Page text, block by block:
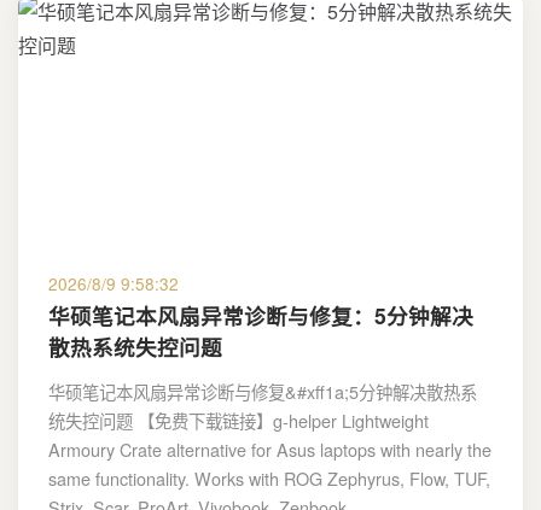
2026/8/9 9:58:32
华硕笔记本风扇异常诊断与修复：5分钟解决
散热系统失控问题
华硕笔记本风扇异常诊断与修复&#xff1a;5分钟解决散热系
统失控问题 【免费下载链接】g-helper Lightweight
Armoury Crate alternative for Asus laptops with nearly the
same functionality. Works with ROG Zephyrus, Flow, TUF,